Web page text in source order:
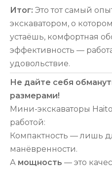
Итог: Это тот самый
экскаватором, о
устаёшь, комфортная
эффективность —
удовольствие.
Не дайте себя
размерами!
Мини-экскаваторы
работой:
Компактность — лишь
манёвренности.
А мощность — это